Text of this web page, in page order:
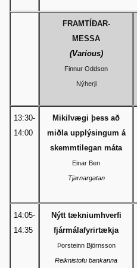
FRAMTÍÐAR-
MESSA
(Various)
Finnur Oddson
Nýherji
13:30-
14:00
Mikilvægi þess að
miðla upplýsingum á
skemmtilegan máta
Einar Ben
Tjarnargatan
14:05-
14:35
Nýtt tækniumhverfi
fjármálafyrirtækja
Þorsteinn Björnsson
Reiknistofu bankanna